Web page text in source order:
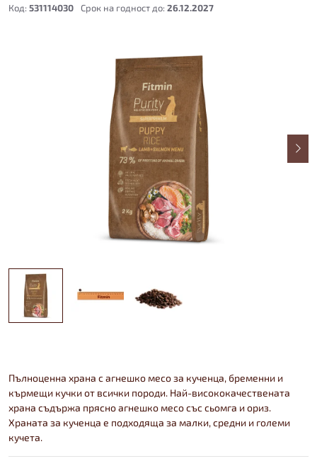
Код: 531114030 26.12.2027
Пълноценна храна с агнешко месо за кученца, бременни и
кърмещи кучки от всички породи. Най-висококачествената
храна съдържа прясно агнешко месо със сьомга и ориз.
Храната за кученца е подходяща за малки, средни и големи
кучета.